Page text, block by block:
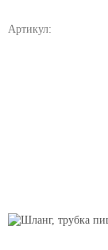
Артикул: